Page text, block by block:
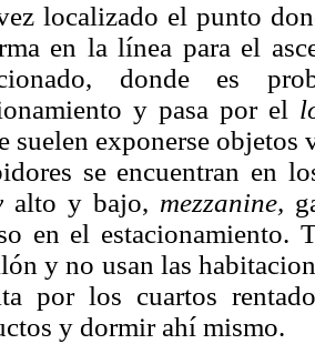
localizado el punto
en la línea para el
donde es
y pasa por el
suelen exponerse
se encuentran en
alto y bajo, mezzanine,
en el estacionamiento.
y no usan las
por los cuartos
y dormir ahí mismo.